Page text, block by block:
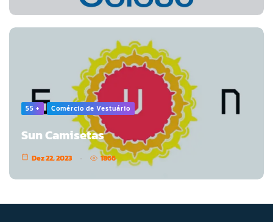
55 + Comércio de Vestuário
Sun Camisetas
Dez 22, 2023 1866